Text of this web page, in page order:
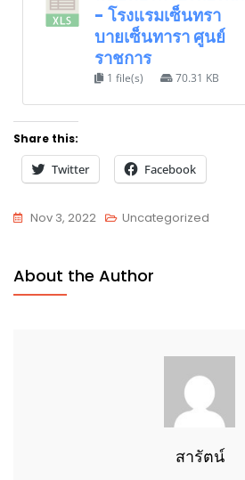
- โรงแรมเซ็นทรา
บายเซ็นทารา ศูนย์
ราชการ
1 file(s) 70.31 KB
Share this:
Twitter Facebook
Nov 3, 2022 Uncategorized
About the Author
สารัตน์